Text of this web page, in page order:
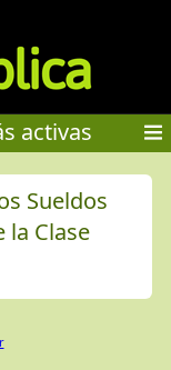
activas
Sueldos
la Clase